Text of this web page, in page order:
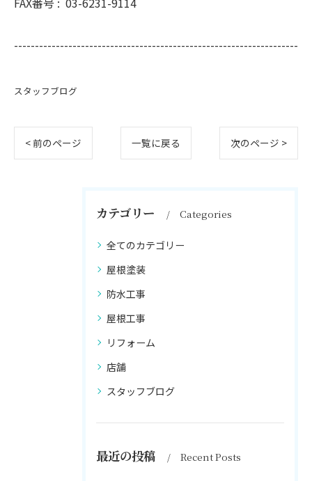
--------------------------------------------------------------------
スタッフブログ
< 前のページ 一覧に戻る 次のページ >
カテゴリー Categories
全てのカテゴリー
屋根塗装
防水工事
屋根工事
リフォーム
店舗
スタッフブログ
最近の投稿 Recent Posts